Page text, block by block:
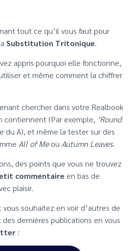
tout ce qu’il vous faut pour
Substitution Tritonique.
appris pourquoi elle fonctionne,
et même comment la chiffrer
chercher dans votre Realbook
contiennent (Par exemple, ‘Round
du A), et même la tester sur des
All of Meou Autumn Leaves.
des points que vous ne trouvez
commentaire en bas de
plaisir.
souhaitez en voir d’autres de
dernières publications en vous
: